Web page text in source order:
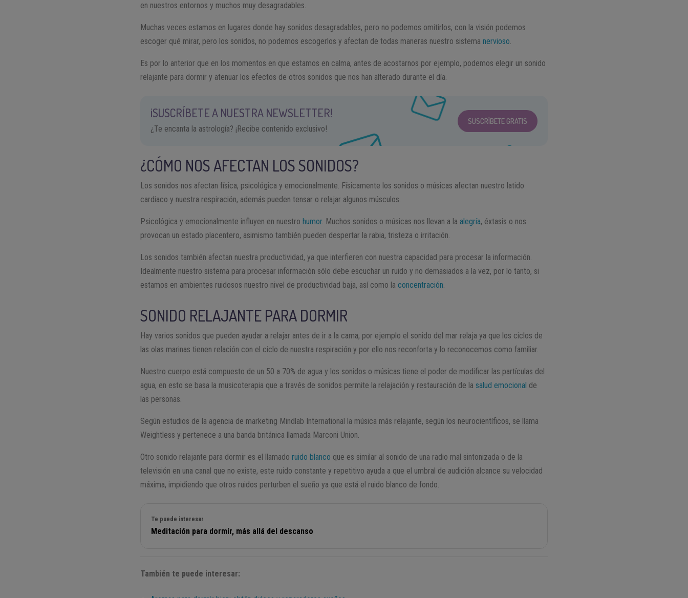
en nuestros entornos y muchos muy desagradables.
Muchas veces estamos en lugares donde hay sonidos desagradables, pero no podemos omitirlos, con la visión podemos
escoger qué mirar, pero los sonidos, no podemos escogerlos y afectan de todas maneras nuestro sistemanervioso.
Es por lo anterior que en los momentos en que estamos en calma, antes de acostarnos por ejemplo, podemos elegir un sonido
relajante para dormir y atenuar los efectos de otros sonidos que nos han alterado durante el día.
¡SUSCRÍBETE A NUESTRA NEWSLETTER!
¿Te encanta la astrología? ¡Recibe contenido exclusivo!
SUSCRÍBETE GRATIS
¿CÓMO NOS AFECTAN LOS SONIDOS?
Los sonidos nos afectan física, psicológica y emocionalmente. Físicamente los sonidos o músicas afectan nuestro latido
cardiaco y nuestra respiración, además pueden tensar o relajar algunos músculos.
Psicológica y emocionalmente influyen en nuestro humor. Muchos sonidos o músicas nos llevan a laalegría, éxtasis o nos
provocan un estado placentero, asimismo también pueden despertar la rabia, tristeza o irritación.
Los sonidos también afectan nuestra productividad, ya que interfieren con nuestra capacidad para procesar la información.
Idealmente nuestro sistema para procesar información sólo debe escuchar un ruido y no demasiados a la vez, por lo tanto, si
estamos en ambientes ruidosos nuestro nivel de productividad baja, así como laconcentración.
SONIDO RELAJANTE PARA DORMIR
Hay varios sonidos que pueden ayudar a relajar antes de ir a la cama, por ejemplo el sonido del mar relaja ya que los ciclos de
las olas marinas tienen relación con el ciclo de nuestra respiración y por ello nos reconforta y lo reconocemos como familiar.
Nuestro cuerpo está compuesto de un 50 a 70% de agua y los sonidos o músicas tiene el poder de modificar las partículas del
agua, en esto se basa la musicoterapia que a través de sonidos permite la relajación y restauración de lasalud emocional de
las personas.
Según estudios de la agencia de marketing Mindlab International la música más relajante, según los neurocientíficos, se llama
Weightless y pertenece a una banda británica llamada Marconi Union.
Otro sonido relajante para dormir es el llamadoruido blanco que es similar al sonido de una radio mal sintonizada o de la
televisión en una canal que no existe, este ruido constante y repetitivo ayuda a que el umbral de audición alcance su velocidad
máxima, impidiendo que otros ruidos perturben el sueño ya que está el ruido blanco de fondo.
Te puede interesar
Meditación para dormir, más allá del descanso
También te puede interesar: